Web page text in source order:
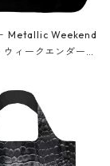
Metallic Weekend
ィークエンダー
ショルダーバッグ
ッシェル・バスキ
ック